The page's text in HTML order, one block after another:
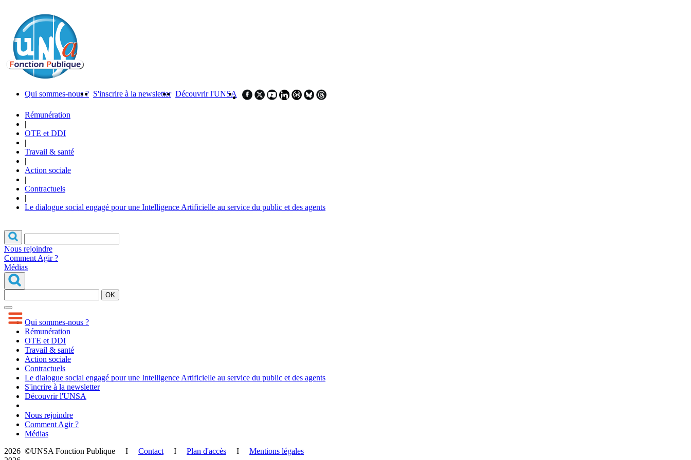
Qui sommes-nous ? S'inscrire à la newsletter Découvrir l'UNSA
Rémunération
|
OTE et DDI
|
Travail & santé
|
Action sociale
|
Contractuels
|
Le dialogue social engagé pour une Intelligence Artificielle au service du public et des agents
Nous rejoindre
Comment Agir ?
Médias
OK
Qui sommes-nous ?
Rémunération
OTE et DDI
Travail & santé
Action sociale
Contractuels
Le dialogue social engagé pour une Intelligence Artificielle au service du public et des agents
S'incrire à la newsletter
Découvrir l'UNSA
Nous rejoindre
Comment Agir ?
Médias
2026 ©UNSA Fonction Publique I Contact I Plan d'accès I Mentions légales